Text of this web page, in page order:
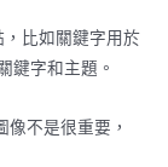
，比如關鍵字用於
鍵字和主題。
不是很重要，